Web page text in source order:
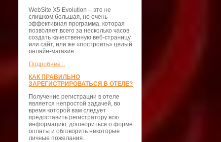
WebSite X5 Evolution – это не
слишком большая, но очень
эффективная программа, которая
позволяет всего за несколько часов
создать качественную веб-страницу
или сайт, или же «построить» целый
онлайн-магазин.
Подробнее...
КАК ПРАВИЛЬНО
ЗАРЕГИСТРИРОВАТЬСЯ В ОТЕЛЕ?
Получение регистрации в отеле
является непростой задачей, во
время которой вам следует
предоставить регистратору всю
информацию, договориться о форме
оплаты и обговорить некоторые
личные пожелания.